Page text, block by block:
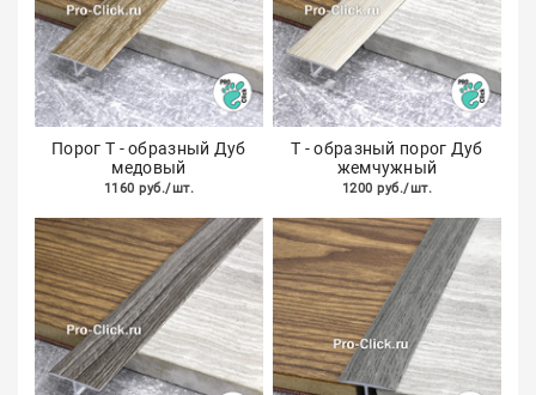
Порог Т - образный Дуб
медовый
1160 руб./шт.
Т - образный порог Дуб
жемчужный
1200 руб./шт.